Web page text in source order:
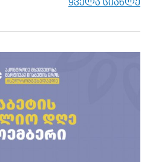
აქტიურად დგამს ნაბიჯებს მათი
ყველა სიახლე